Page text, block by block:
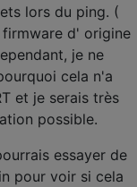
lors du ping. (
d' origine
je ne
cela n'a
et je serais très
possible.
essayer de
pour voir si cela